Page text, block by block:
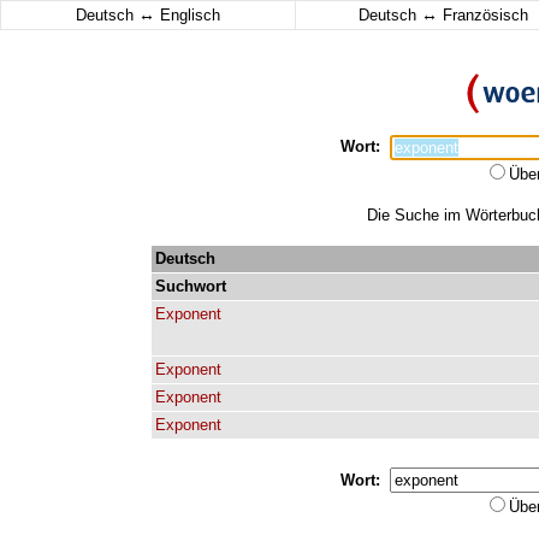
Deutsch ↔ Englisch Deutsch ↔ Französisch
Wort:
Die Suche im
Deutsch
Suchwort
Exponent
Exponent
Exponent
Exponent
Wort: